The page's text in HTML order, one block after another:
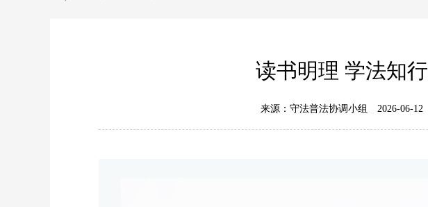
读书明理 学法知行
来源：守法普法协调小组 2026-06-12